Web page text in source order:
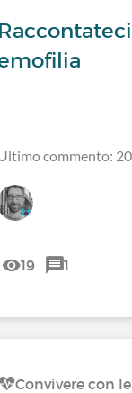
commento:
19 1
Convivere con